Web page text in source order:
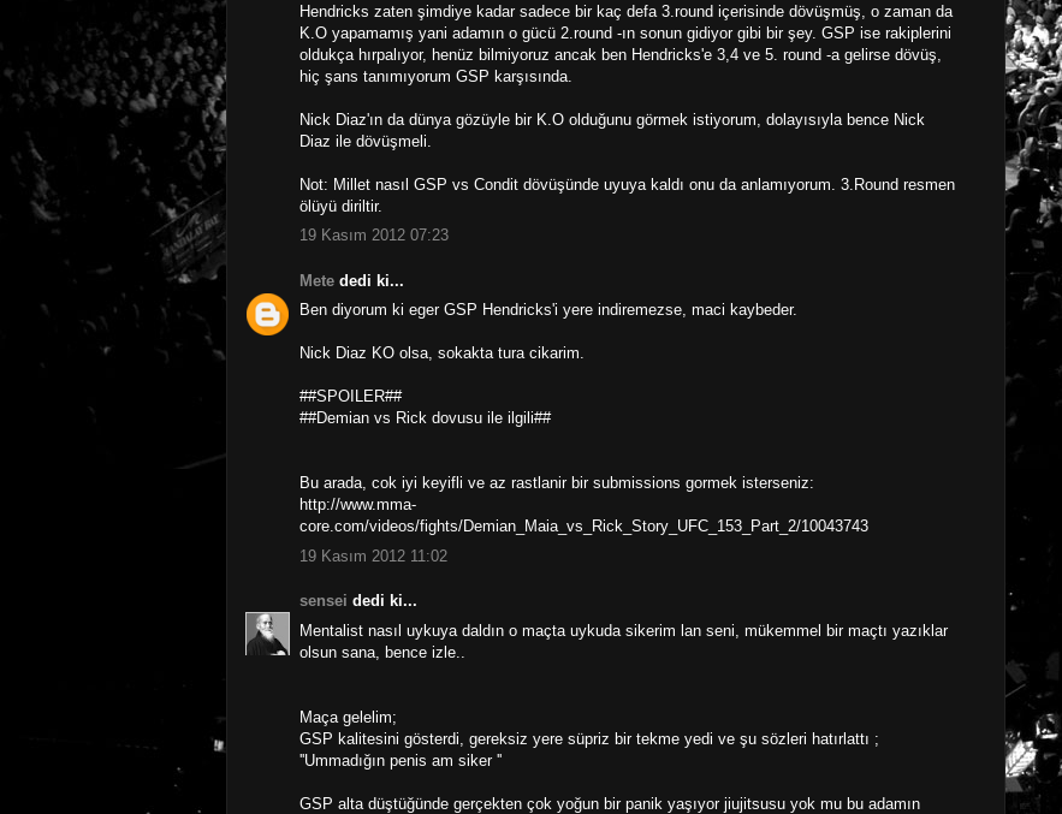
Hendricks zaten şimdiye kadar sadece bir kaç defa 3.round içerisinde dövüşmüş, o zaman da
K.O yapamamış yani adamın o gücü 2.round -ın sonun gidiyor gibi bir şey. GSP ise rakiplerini
oldukça hırpalıyor, henüz bilmiyoruz ancak ben Hendricks'e 3,4 ve 5. round -a gelirse dövüş,
hiç şans tanımıyorum GSP karşısında.
Nick Diaz'ın da dünya gözüyle bir K.O olduğunu görmek istiyorum, dolayısıyla bence Nick
Diaz ile dövüşmeli.
Not: Millet nasıl GSP vs Condit dövüşünde uyuya kaldı onu da anlamıyorum. 3.Round resmen
ölüyü diriltir.
19 Kasım 2012 07:23
Mete dedi ki...
Ben diyorum ki eger GSP Hendricks'i yere indiremezse, maci kaybeder.
Nick Diaz KO olsa, sokakta tura cikarim.
##SPOILER##
##Demian vs Rick dovusu ile ilgili##
Bu arada, cok iyi keyifli ve az rastlanir bir submissions gormek isterseniz:
http://www.mma-
core.com/videos/fights/Demian_Maia_vs_Rick_Story_UFC_153_Part_2/10043743
19 Kasım 2012 11:02
sensei dedi ki...
Mentalist nasıl uykuya daldın o maçta uykuda sikerim lan seni, mükemmel bir maçtı yazıklar
olsun sana, bence izle..
Maça gelelim;
GSP kalitesini gösterdi, gereksiz yere süpriz bir tekme yedi ve şu sözleri hatırlattı ;
''Ummadığın penis am siker ''
GSP alta düştüğünde gerçekten çok yoğun bir panik yaşıyor jiujitsusu yok mu bu adamın